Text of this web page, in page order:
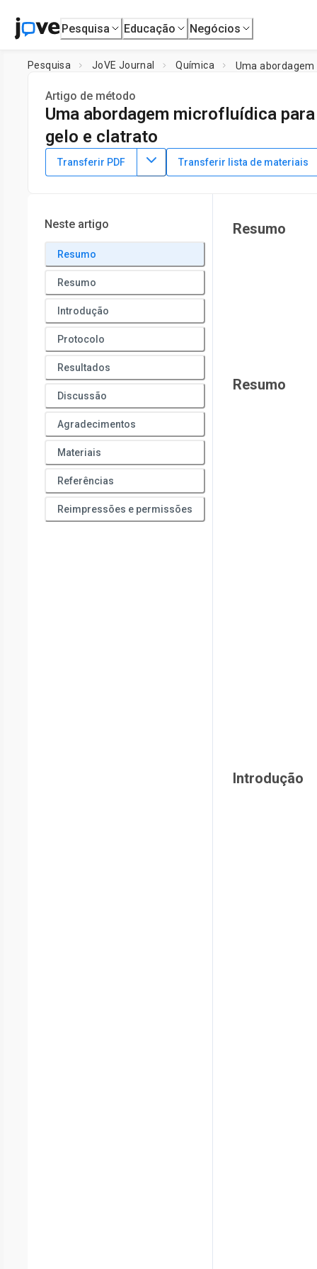
Pesquisa Educação Negócios
Pesquisa JoVE Journal Química Uma
Artigo de método
Uma abordagem microfluídica
gelo e clatrato
DOI: 10.3791/64072 ⸱ 18 de agosto de 2022
Ran Drori1,2,Yitzhar Shalom1,2
Transferir PDF Transferir lista de materiais
Neste artigo
Resumo
Resumo
Introdução
Protocolo
Resultados
Discussão
Agradecimentos
Materiais
Referências
Reimpressões e permissões
Resumo
Resumo
Introdução